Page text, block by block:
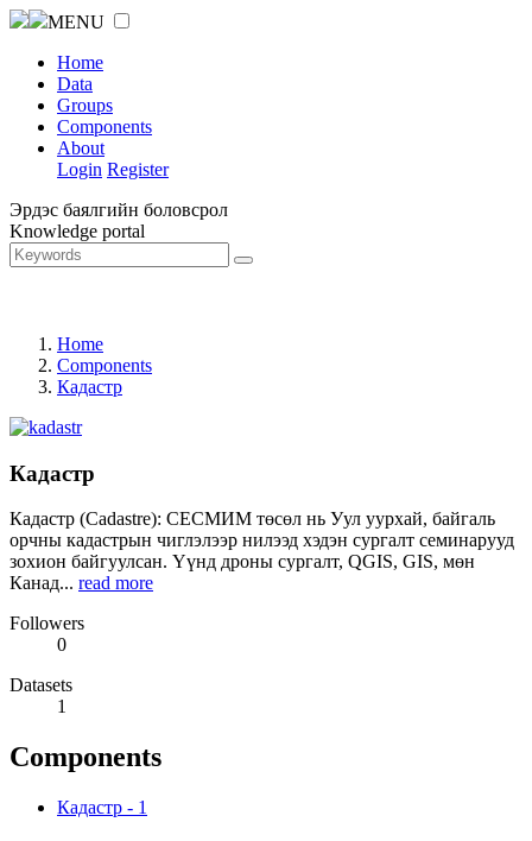
MENU
Home
Data
Groups
Components
About
Login Register
Эрдэс баялгийн боловсрол
Knowledge portal
Home
Components
Кадастр
Кадастр
Кадастр (Cadastre): СЕСМИМ төсөл нь Уул уурхай, байгаль
орчны кадастрын чиглэлээр нилээд хэдэн сургалт семинарууд
зохион байгуулсан. Үүнд дроны сургалт, QGIS, GIS, мөн
Канад... read more
Followers
0
Datasets
1
Components
Кадастр - 1